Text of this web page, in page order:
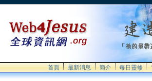
首頁 最新消息 簡介 每日靈修